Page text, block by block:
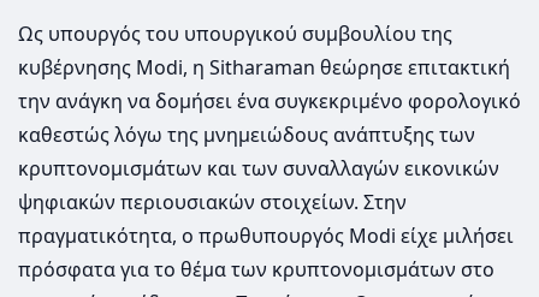
Ως υπουργός του υπουργικού συμβουλίου της
κυβέρνησης Modi, η Sitharaman θεώρησε επιτακτική
την ανάγκη να δομήσει ένα συγκεκριμένο φορολογικό
καθεστώς λόγω της μνημειώδους ανάπτυξης των
κρυπτονομισμάτων και των συναλλαγών εικονικών
ψηφιακών περιουσιακών στοιχείων. Στην
πραγματικότητα, ο πρωθυπουργός Modi είχε μιλήσει
πρόσφατα για το θέμα των κρυπτονομισμάτων στο